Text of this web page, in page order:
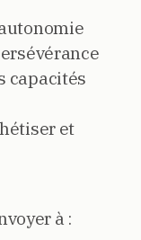
capacités
et
à :